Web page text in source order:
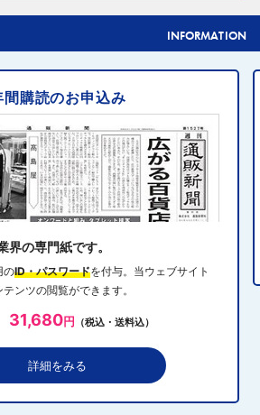
川森生氏、ECのプロフェッショナルらの
ーク組織立ち上げ
日 14:10
液通販に特定商取引法違反で9カ月の業務
日 14:32
日 13:40
ゾゾと”コーデ対決”、”千葉愛”テーマにフ
INFORMATION
間購読のお申込み
界の専門紙です。
のID・パスワードを付与。当ウェブサイト
ンツの閲覧ができます。
31,680円 （税込・送料込）
詳細をみる